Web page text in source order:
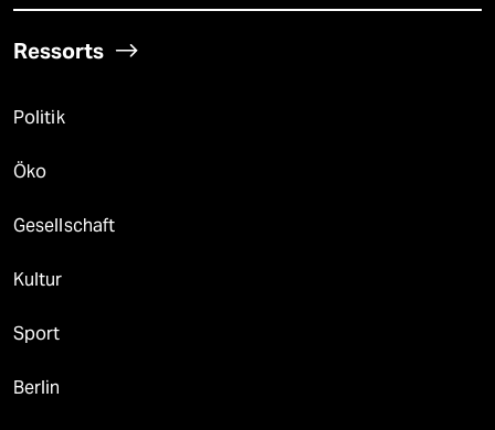
Ressorts
Politik
Öko
Gesellschaft
Kultur
Sport
Berlin